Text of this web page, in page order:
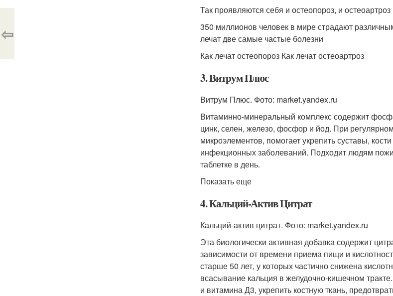
Так проявляются себя и остеопороз, и остеоартроз
350 миллионов человек в мире страдают
лечат две самые частые болезни
Как лечат остеопороз Как лечат остеоартроз
3. Витрум Плюс
Витрум Плюс. Фото: market.yandex.ru
Витаминно-минеральный комплекс содержит
цинк, селен, железо, фосфор и йод. При
микроэлементов, помогает укрепить суставы,
инфекционных заболеваний. Подходит людям
таблетке в день.
Показать еще
4. Кальций-Актив Цитрат
Кальций-актив цитрат. Фото: market.yandex.ru
Эта биологически активная добавка содержит
зависимости от времени приема пищи и
старше 50 лет, у которых частично снижена
всасывание кальция в желудочно-кишечном
и витамина Д3, укрепить костную ткань,
⇦